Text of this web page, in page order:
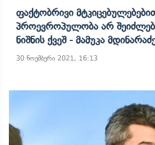
Ფაქტობრივი
Პროევროპულობა Არ
Ნიშნის Ქვეშ - Მამუკა
30 ნოემბერი 2021, 16:13